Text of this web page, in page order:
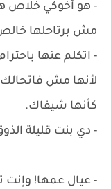
- هو أخوكي خلاص
مش برتاحلها
- اتكلم عنها
لأنها مش فاتحالك
كأنها شيفاك.
- دي بنت قليلة
- عيال عمها! وإنت